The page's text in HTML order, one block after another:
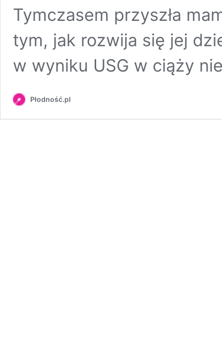
Tymczasem przyszła
tym, jak rozwija się jej
w wyniku USG w ciąży
Płodność.pl